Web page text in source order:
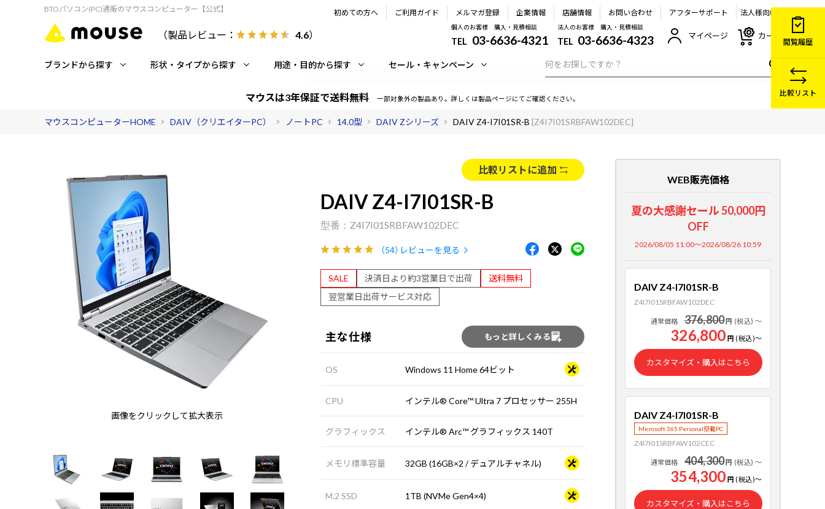
BTOパソコン(PC)通販のマウスコンピューター【公式】
（製品レビュー： 4.6）
初めての方へ ご利用ガイド メルマガ登録 企業情報 店舗情報 お問い合わせ アフターサポート 法人様向け
個人のお客様 購入・見積相談
TEL 03-6636-4321
法人のお客様 購入・見積相談
TEL 03-6636-4323 マイページ カート
ブランドから探す 形状・タイプから探す 用途・目的から探す セール・キャンペーン
マウスは3年保証で送料無料 一部対象外の製品あり。詳しくは製品ページにてご確認ください。
マウスコンピューターHOME DAIV（クリエイターPC） ノートPC 14.0型 DAIV Zシリーズ DAIV Z4-I7I01SR-B [Z4I7I01SRBFAW102DEC]
画像をクリックして拡大表示
比較リストに追加
DAIV Z4-I7I01SR-B
Z4I7I01SRBFAW102DEC
（54）レビューを見る
SALE 決済日より約3営業日で出荷
送料無料
翌営業日出荷サービス対応
主な仕様 もっと詳しくみる
OS Windows 11 Home 64ビット
CPU インテル® Core™ Ultra 7 プロセッサー 255H
グラフィックス インテル® Arc™ グラフィックス 140T
メモリ標準容量 32GB (16GB×2 / デュアルチャネル)
M.2 SSD 1TB (NVMe Gen4×4)
WEB販売価格
夏の大感謝セール 50,000円
OFF
2026/08/05 11:00～2026/08/26 10:59
DAIV Z4-I7I01SR-B
Z4I7I01SRBFAW102DEC
通常価格 376,800円 (税込) ～
326,800 円 (税込)～
カスタマイズ・購入はこちら
DAIV Z4-I7I01SR-B
Microsoft 365 Personal搭載PC
Z4I7I01SRBFAW102CEC
通常価格 404,300円 (税込) ～
354,300 円 (税込)～
カスタマイズ・購入はこちら
閲覧履歴
比較リスト